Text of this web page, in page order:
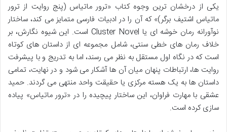
یکی از درخشان ترین وجوه کتاب «ترور ماتیاس (پنج روایت از ترور
ماتیاس اشتیف برگر)» که آن را در ادبیات فارسی متمایز می کند، ساختار
نوآورانه رمان خوشه ای یا Cluster Novel است. این شیوه نگارش، بر
خلاف رمان های خطی سنتی، شامل مجموعه ای از داستان های کوتاه
است که در نگاه اول مستقل به نظر می رسند، اما به تدریج و با پیشرفت
روایت ها، ارتباطات پنهان میان آن ها آشکار می شود و در نهایت، تمامی
داستان ها به یک هسته مرکزی یا حقیقت واحد منتهی می گردند. حمید
عشقی با مهارت فراوان، این ساختار پیچیده را در «ترور ماتیاس» پیاده
سازی کرده است.